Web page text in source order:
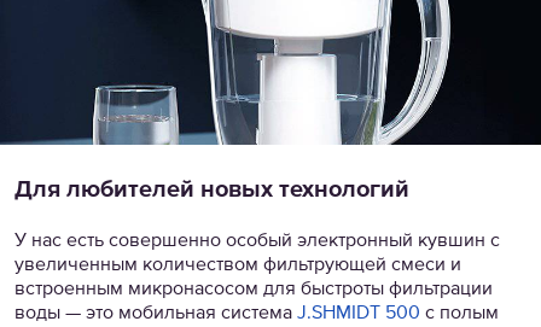
Для любителей новых технологий
У нас есть совершенно особый электронный кувшин с
увеличенным количеством фильтрующей смеси и
встроенным микронасосом для быстроты фильтрации
воды — это мобильная система J.SHMIDT 500 с полым